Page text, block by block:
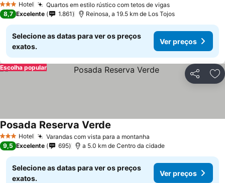
3 EstrelasHotel Quartos em estilo rústico com tetos de vigas
8,7 Excelente 1.861 Reinosa, a 19.5 km de Los Tojos
Selecione as datas para ver os preços
exatos.
Ver preços
Partilhar
Escolha popular
3 EstrelasHotel Varandas com vista para a montanha
Posada Reserva Verde
9,5 Excelente 695 a 5.0 km de Centro da cidade
Selecione as datas para ver os preços
exatos.
Ver preços